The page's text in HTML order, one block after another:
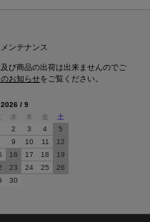
ンテナンス
び商品の出荷は出来ませんのでご
お知らせをご覧ください。
2026 / 9
水 木 金
土
2 3 4
5
9 10 11
12
16 17 18
19
23 24 25
26
30